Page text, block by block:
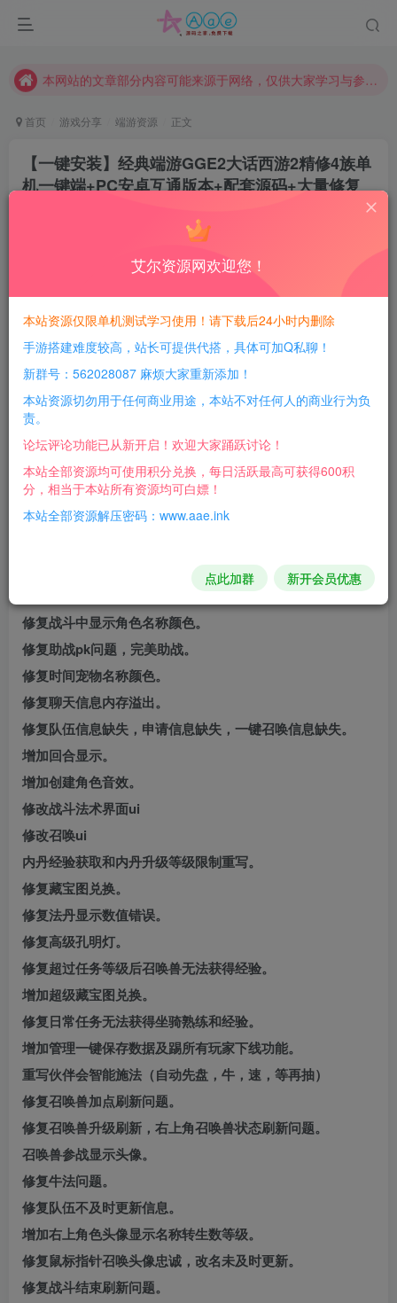
现在赞助会员享受专属折扣，详情点击此条公告。
本网站的文章部分内容可能来源于网络，仅供大家学习与参考，如有侵权，请联系站长QQ466107887进行删除处理。
首页 游戏分享 端游资源 正文
【一键安装】经典端游GGE2大话西游2精修4族单
机一键端+PC安卓互通版本+配套源码+大量修复
每日活跃最高可获得600积分！所有资源可以使用
积分免费兑换！
游戏介绍：
注意：安卓已经打包好了没有源码！IP是127.0.0.1，本
机运行即可！局域网自己想办法吧！介意勿下！
修复，好友搜索不能，添加不能问题
召唤战后属性不更新问题。
增加alt+z自动遇敌
修复帮派问题，增加副帮主权限问题，修复宠物颜色。
修复战斗中显示角色名称颜色。
修复助战pk问题，完美助战。
修复时间宠物名称颜色。
修复聊天信息内存溢出。
修复队伍信息缺失，申请信息缺失，一键召唤信息缺失。
增加回合显示。
增加创建角色音效。
修改战斗法术界面ui
修改召唤ui
内丹经验获取和内丹升级等级限制重写。
修复藏宝图兑换。
修复法丹显示数值错误。
修复高级孔明灯。
修复超过任务等级后召唤兽无法获得经验。
增加超级藏宝图兑换。
修复日常任务无法获得坐骑熟练和经验。
增加管理一键保存数据及踢所有玩家下线功能。
重写伙伴会智能施法（自动先盘，牛，速，等再抽）
修复召唤兽加点刷新问题。
修复召唤兽升级刷新，右上角召唤兽状态刷新问题。
召唤兽参战显示头像。
修复牛法问题。
修复队伍不及时更新信息。
增加右上角色头像显示名称转生数等级。
修复鼠标指针召唤头像忠诚，改名未及时更新。
修复战斗结束刷新问题。
艾尔资源网欢迎您！
本站资源仅限单机测试学习使用！请下载后24小时内删除
手游搭建难度较高，站长可提供代搭，具体可加Q私聊！
新群号：562028087 麻烦大家重新添加！
本站资源切勿用于任何商业用途，本站不对任何人的商业行为负
责。
论坛评论功能已从新开启！欢迎大家踊跃讨论！
本站全部资源均可使用积分兑换，每日活跃最高可获得600积
分，相当于本站所有资源均可白嫖！
本站全部资源解压密码：www.aae.ink
点此加群 新开会员优惠